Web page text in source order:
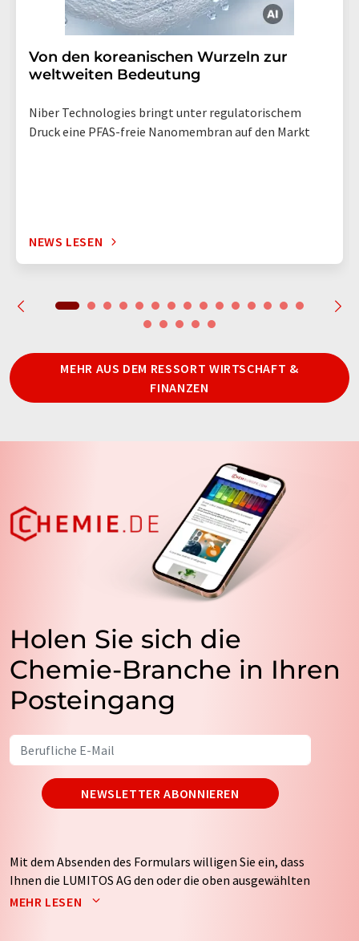
Von den koreanischen Wurzeln zur
weltweiten Bedeutung
Niber Technologies bringt unter regulatorischem
Druck eine PFAS-freie Nanomembran auf den Markt
NEWS LESEN
MEHR AUS DEM RESSORT WIRTSCHAFT &
FINANZEN
Holen Sie sich die
Chemie-Branche in Ihren
Posteingang
NEWSLETTER ABONNIEREN
Mit dem Absenden des Formulars willigen Sie ein, dass
Ihnen die LUMITOS AG den oder die oben ausgewählten
Newsletter per E-Mail zusendet. Ihre Daten werden
MEHR LESEN